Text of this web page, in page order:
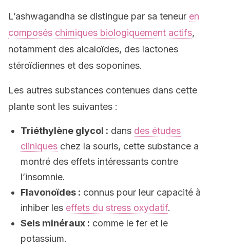
L’ashwagandha se distingue par sa teneur en
composés chimiques biologiquement actifs,
notamment des alcaloïdes, des lactones
stéroïdiennes et des soponines.
Les autres substances contenues dans cette
plante sont les suivantes :
Triéthylène glycol : dans des études
cliniques chez la souris, cette substance a
montré des effets intéressants contre
l’insomnie.
Flavonoïdes : connus pour leur capacité à
inhiber les effets du stress oxydatif.
Sels minéraux : comme le fer et le
potassium.